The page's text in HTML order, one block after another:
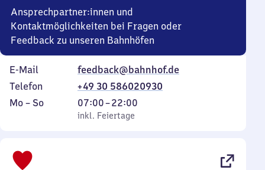
Ansprechpartner:innen und
Kontaktmöglichkeiten bei Fragen oder
Feedback zu unseren Bahnhöfen
E-Mail
feedback@bahnhof.de
Telefon
+49 30 586020930
Montag
Mo – So,
inkl. Feiertage
07:00–22:00
Von
7
inkl. Feiertage